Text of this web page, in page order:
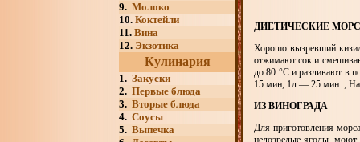
9. Молоко
10. Коктейли
11. Вина
12. Экзотика
Кулинария
1. Закуски
2. Первые блюда
3. Вторые блюда
4. Соусы
5. Выпечка
ДИЕТИЧЕСКИЕ
Хорошо вызревший
отжимают сок и
до 80 °С и разливают в
15 мин, 1л — 25 мин. ; На
ИЗ ВИНОГРАДА
Для приготовления
недозрелые ягоды,